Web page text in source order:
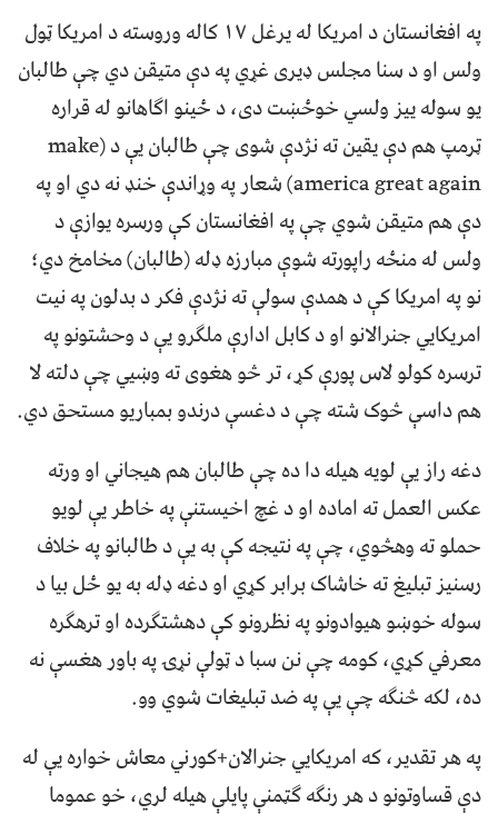
په افغانستان د امريکا له يرغل ۱۷ کاله وروسته د امريکا ټول
ولس او د سنا مجلس ډيری غړي په دې متيقن دي چې طالبان
يو سوله ييز ولسي خوځښت دی، د ځينو اګاهانو له قراره
ټرمپ هم دې يقين ته نژدې شوی چې طالبان يې د (make
america great again) شعار په وړاندې خنډ نه دي او په
دې هم متيقن شوي چې په افغانستان کې ورسره يوازې د
ولس له منځه راپورته شوې مبارزه ډله (طالبان) مخامخ دي؛
نو په امريکا کې د همدې سولې ته نژدې فکر د بدلون په نيت
امريکايي جنرالانو او د کابل ادارې ملګرو يې د وحشتونو په
ترسره کولو لاس پورې کړ، تر څو هغوی ته وښيي چې دلته لا
هم داسې څوک شته چې د دغسې درندو بمباريو مستحق دي.
دغه راز يې لويه هيله دا ده چې طالبان هم هيجاني او ورته
عکس العمل ته اماده او د غچ اخيستنې په خاطر يې لويو
حملو ته وهڅوي، چې په نتيجه کې به يې د طالبانو په خلاف
رسنيز تبليغ ته خاشاک برابر کړي او دغه ډله به يو ځل بيا د
سوله خوښو هيوادونو په نظرونو کې دهشتګرده او ترهګره
معرفي کړي، کومه چې نن سبا د ټولې نړۍ په باور هغسې نه
ده، لکه څنګه چې يې په ضد تبليغات شوي وو.
په هر تقدير، که امريکايي جنرالان+کورني معاش خواره يې له
دې قساوتونو د هر رنګه ګټمنې پايلې هيله لري، خو عموما